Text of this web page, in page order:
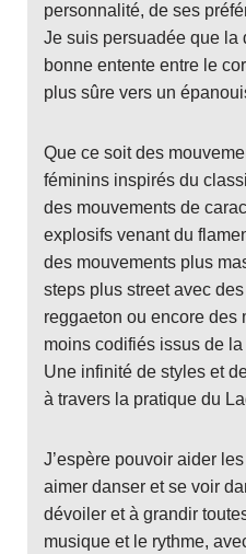
personnalité, de ses
Je suis persuadée que la
bonne entente entre le
plus sûre vers un
Que ce soit des
féminins inspirés du
des mouvements de
explosifs venant du
des mouvements plus
steps plus street avec
reggaeton ou encore des
moins codifiés issus de
Une infinité de styles et
à travers la pratique du
J’espère pouvoir aider
aimer danser et se voir
dévoiler et à grandir
musique et le rythme,